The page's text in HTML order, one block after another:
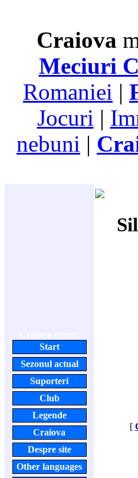
Craiova
Meciuri
Romaniei |
Jocuri |
nebuni |
Start
Sezonul actual
Suporteri
Club
Legende
Craiova
Despre site
Other languages
[